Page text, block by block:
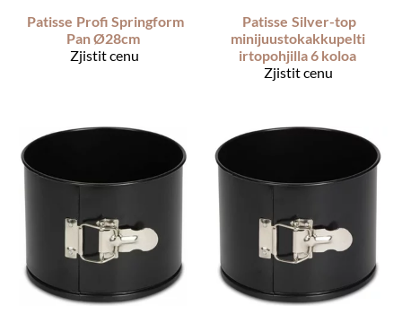
Patisse Profi Springform
Pan Ø28cm
Zjistit cenu
Patisse Silver-top
minijuustokakkupelti
irtopohjilla 6 koloa
Zjistit cenu